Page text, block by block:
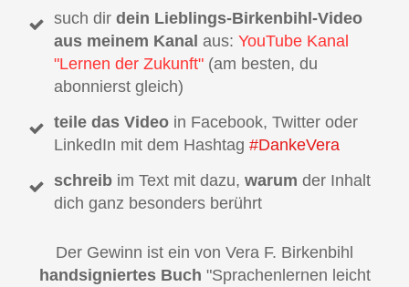
such dir dein Lieblings-Birkenbihl-Video
aus meinem Kanal aus: YouTube Kanal
"Lernen der Zukunft" (am besten, du
abonnierst gleich)
teile das Video in Facebook, Twitter oder
LinkedIn mit dem Hashtag #DankeVera
schreib im Text mit dazu, warum der Inhalt
dich ganz besonders berührt
Der Gewinn ist ein von Vera F. Birkenbihl
handsigniertes Buch "Sprachenlernen leicht